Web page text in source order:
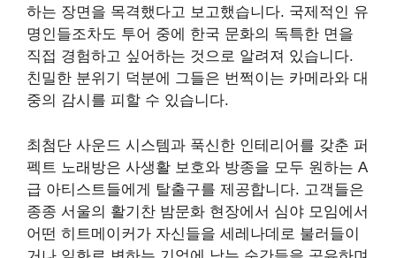
하는 장면을 목격했다고 보고했습니다. 국제적인 유
명인들조차도 투어 중에 한국 문화의 독특한 면을
직접 경험하고 싶어하는 것으로 알려져 있습니다.
친밀한 분위기 덕분에 그들은 번쩍이는 카메라와 대
중의 감시를 피할 수 있습니다.
최첨단 사운드 시스템과 푹신한 인테리어를 갖춘 퍼
펙트 노래방은 사생활 보호와 방종을 모두 원하는 A
급 아티스트들에게 탈출구를 제공합니다. 고객들은
종종 서울의 활기찬 밤문화 현장에서 심야 모임에서
어떤 히트메이커가 자신들을 세레나데로 불러들이